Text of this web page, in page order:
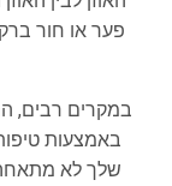
פער או חור
במקרים רבים,
באמצעות
שלך לא